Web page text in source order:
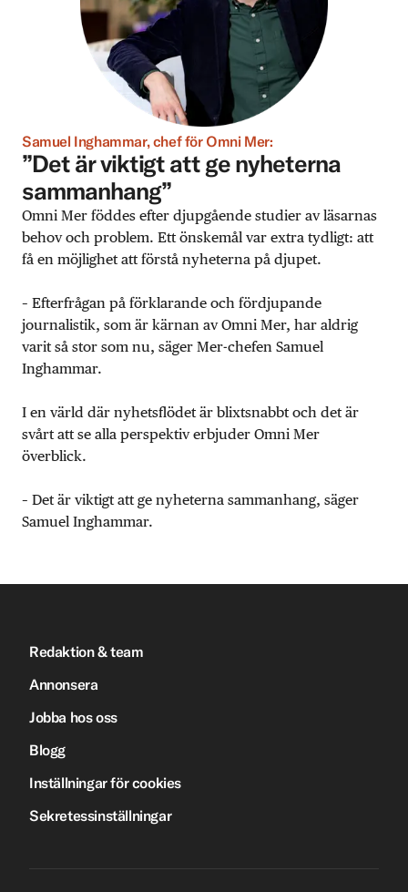
Samuel Inghammar, chef för Omni Mer:
”Det är viktigt att ge nyheterna
sammanhang”
Omni Mer föddes efter djupgående studier av läsarnas
behov och problem. Ett önskemål var extra tydligt: att
få en möjlighet att förstå nyheterna på djupet.
– Efterfrågan på förklarande och fördjupande
journalistik, som är kärnan av Omni Mer, har aldrig
varit så stor som nu, säger Mer-chefen Samuel
Inghammar.
I en värld där nyhetsflödet är blixtsnabbt och det är
svårt att se alla perspektiv erbjuder Omni Mer
överblick.
– Det är viktigt att ge nyheterna sammanhang, säger
Samuel Inghammar.
Redaktion & team
Annonsera
Jobba hos oss
Blogg
Inställningar för cookies
Sekretessinställningar